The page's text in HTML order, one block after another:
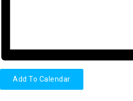
Add To Calendar